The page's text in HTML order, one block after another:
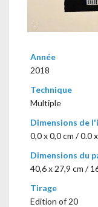
Année
2018
Technique
Multiple
Dimensions de
0,0 x 0,0 cm / 0.0
Dimensions du
40,6 x 27,9 cm /
Tirage
Edition of 20